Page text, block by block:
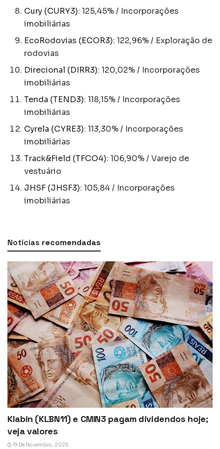
Cury (CURY3): 125,45% / Incorporações
imobiliárias
EcoRodovias (ECOR3): 122,96% / Exploração de
rodovias
Direcional (DIRR3): 120,02% / Incorporações
imobiliárias
Tenda (TEND3): 118,15% / Incorporações
imobiliárias
Cyrela (CYRE3): 113,30% / Incorporações
imobiliárias
Track&Field (TFCO4): 106,90% / Varejo de
vestuário
JHSF (JHSF3): 105,84 / Incorporações
imobiliárias
Notícias recomendadas
Klabin (KLBN11) e CMIN3 pagam dividendos hoje;
veja valores
19 De Novembro, 2025